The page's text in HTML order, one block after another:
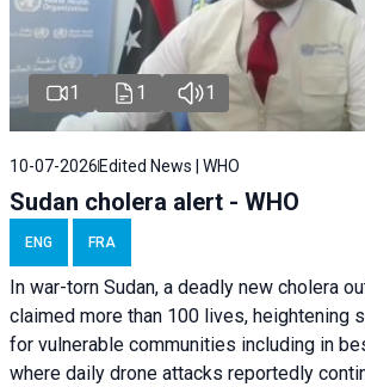
1 1 1
10-07-2026 Edited News | WHO
Sudan cholera alert - WHO
ENG FRA
In war-torn Sudan, a deadly new cholera
claimed more than 100 lives, heightening
for vulnerable communities including in
where daily drone attacks reportedly